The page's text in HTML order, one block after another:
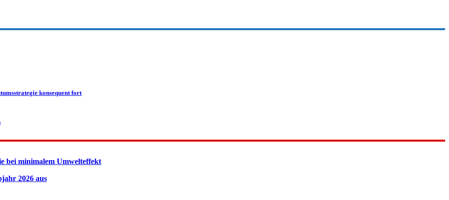
konsequent fort
bei minimalem Umwelteffekt
2026 aus